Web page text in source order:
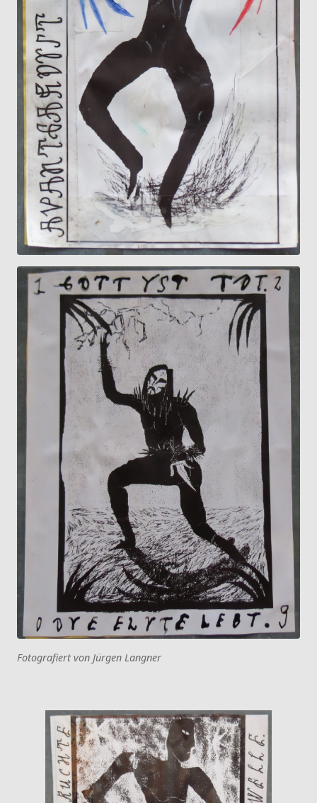
Fotografiert von Jürgen Langner